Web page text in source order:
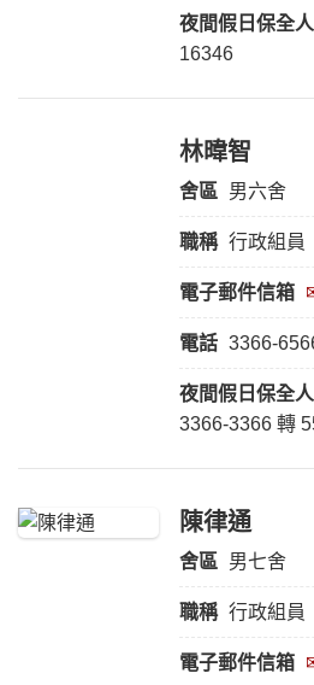
夜間假日保全
16346
林暐智
舍區 男六舍
職稱 行政組員
電子郵件信箱
電話 3366-
夜間假日保全
3366-3366 轉
陳律通
舍區 男七舍
職稱 行政組員
電子郵件信箱